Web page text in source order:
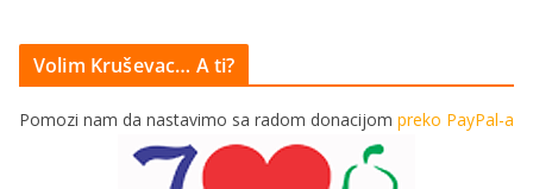
Volim Kruševac… A ti?
Pomozi nam da nastavimo sa radom donacijom preko PayPal-a